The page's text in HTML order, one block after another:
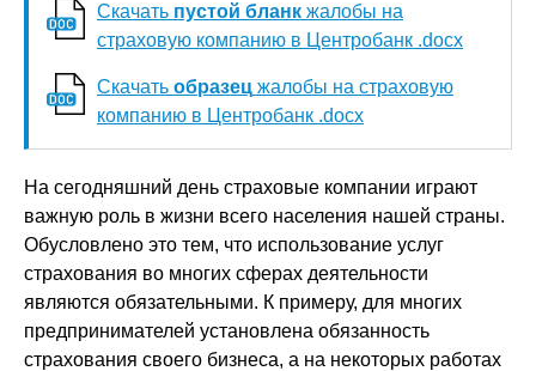
Скачать пустой бланк жалобы на
страховую компанию в Центробанк .docx
Скачать образец жалобы на страховую
компанию в Центробанк .docx
На сегодняшний день страховые компании играют
важную роль в жизни всего населения нашей страны.
Обусловлено это тем, что использование услуг
страхования во многих сферах деятельности
являются обязательными. К примеру, для многих
предпринимателей установлена обязанность
страхования своего бизнеса, а на некоторых работах